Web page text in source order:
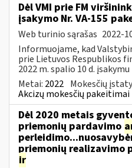
Dėl VMI prie FM
įsakymo Nr. VA-155
Web turinio sąrašas 2022-
Informuojame, kad
prie Lietuvos Respublikos
2022 m. spalio 10 d.
Metai: 2022 Mokesčių
Akcizų mokesčių pakeitimai
Dėl 2020 metais
priemonių pardavimo
priemonių realizavimo
ir